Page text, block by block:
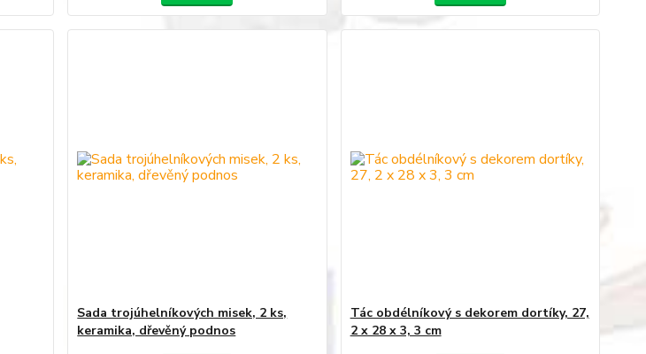
Sada trojúhelníkových misek, 2 ks,
keramika, dřevěný podnos
Tác obdélníkový s dekorem dortíky, 27,
2 x 28 x 3, 3 cm